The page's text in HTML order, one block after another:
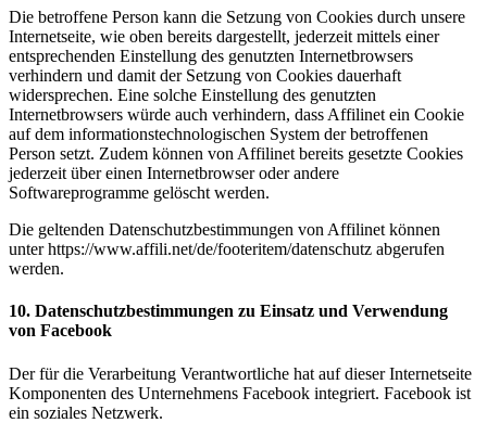
Die betroffene Person kann die Setzung von Cookies durch unsere
Internetseite, wie oben bereits dargestellt, jederzeit mittels einer
entsprechenden Einstellung des genutzten Internetbrowsers
verhindern und damit der Setzung von Cookies dauerhaft
widersprechen. Eine solche Einstellung des genutzten
Internetbrowsers würde auch verhindern, dass Affilinet ein Cookie
auf dem informationstechnologischen System der betroffenen
Person setzt. Zudem können von Affilinet bereits gesetzte Cookies
jederzeit über einen Internetbrowser oder andere
Softwareprogramme gelöscht werden.
Die geltenden Datenschutzbestimmungen von Affilinet können
unter https://www.affili.net/de/footeritem/datenschutz abgerufen
werden.
10. Datenschutzbestimmungen zu Einsatz und Verwendung
von Facebook
Der für die Verarbeitung Verantwortliche hat auf dieser Internetseite
Komponenten des Unternehmens Facebook integriert. Facebook ist
ein soziales Netzwerk.